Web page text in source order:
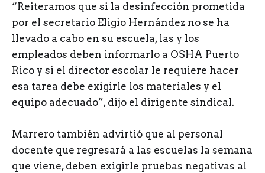
“Reiteramos que si la desinfección prometida
por el secretario Eligio Hernández no se ha
llevado a cabo en su escuela, las y los
empleados deben informarlo a OSHA Puerto
Rico y si el director escolar le requiere hacer
esa tarea debe exigirle los materiales y el
equipo adecuado”, dijo el dirigente sindical.
Marrero también advirtió que al personal
docente que regresará a las escuelas la semana
que viene, deben exigirle pruebas negativas al